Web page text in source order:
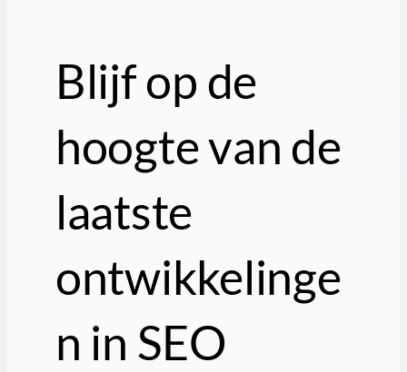
Blijf op de
hoogte van de
laatste
ontwikkelinge
n in SEO